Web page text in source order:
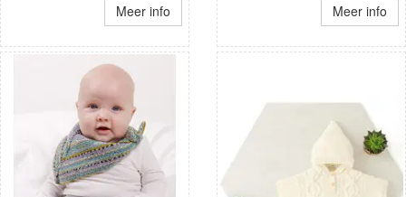
Meer info Meer info